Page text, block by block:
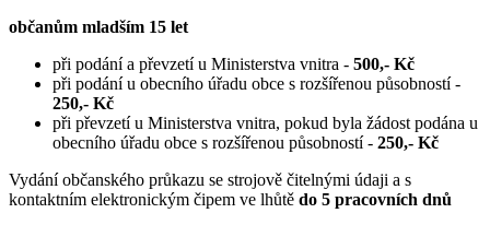
občanům mladším 15 let
při podání a převzetí u Ministerstva vnitra - 500,- Kč
při podání u obecního úřadu obce s rozšířenou působností -
250,- Kč
při převzetí u Ministerstva vnitra, pokud byla žádost podána u
obecního úřadu obce s rozšířenou působností - 250,- Kč
Vydání občanského průkazu se strojově čitelnými údaji a s
kontaktním elektronickým čipem ve lhůtě do 5 pracovních dnů